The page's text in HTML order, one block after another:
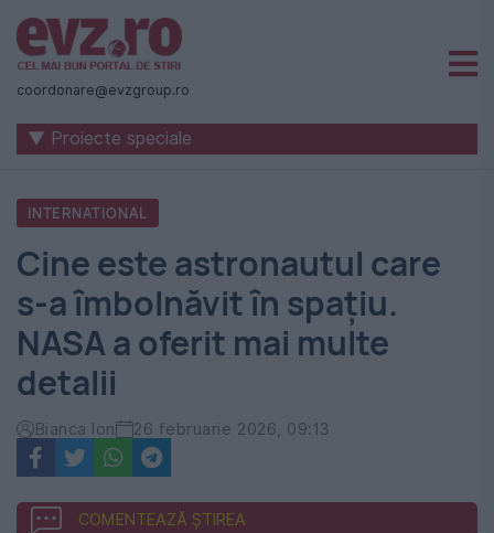
Știri
naționale
internaționale
România
-
Evenimentul
Zilei
coordonare@evzgroup.ro
▼ Proiecte speciale
INTERNATIONAL
Cine este astronautul care
s-a îmbolnăvit în spațiu.
NASA a oferit mai multe
detalii
Bianca Ion 26 februarie 2026, 09:13
COMENTEAZĂ ȘTIREA